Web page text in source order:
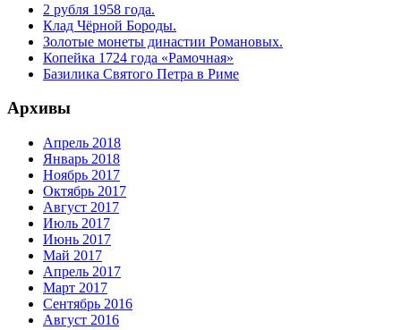
2 рубля 1958 года.
Клад Чёрной Бороды.
Золотые монеты династии Романовых.
Копейка 1724 года «Рамочная»
Базилика Святого Петра в Риме
Архивы
Апрель 2018
Январь 2018
Ноябрь 2017
Октябрь 2017
Август 2017
Июль 2017
Июнь 2017
Май 2017
Апрель 2017
Март 2017
Сентябрь 2016
Август 2016